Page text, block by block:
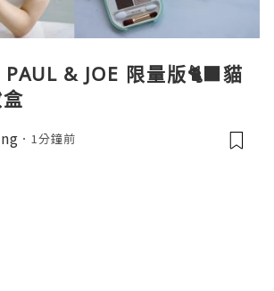
& JOE 限量版🐈‍⬛貓
1分鐘前